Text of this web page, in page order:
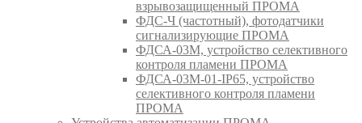
взрывозащищенный ПРОМА
ФДС-Ч (частотный), фотодатчики
сигнализирующие ПРОМА
ФДСА-03М, устройство селективного
контроля пламени ПРОМА
ФДСА-03М-01-IP65, устройство
селективного контроля пламени
ПРОМА